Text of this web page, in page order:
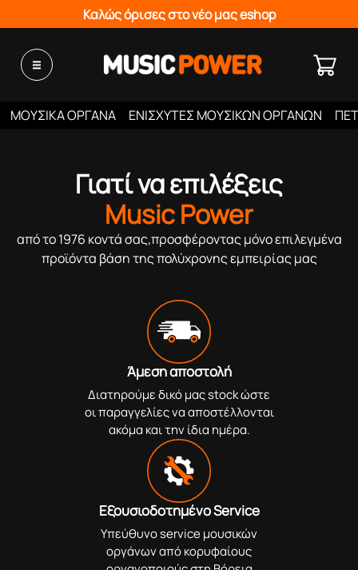
Καλώς όρισες στο νέο μας eshop
ΜΟΥΣΙΚΑ ΟΡΓΑΝΑ ΕΝΙΣΧΥΤΕΣ ΜΟΥΣΙΚΩΝ ΟΡΓΑΝΩΝ
Γιατί να επιλέξεις
Music Power
από το 1976 κοντά σας,προσφέροντας μόνο επιλεγμένα
προϊόντα βάση της πολύχρονης εμπειρίας μας
Άμεση αποστολή
Διατηρούμε δικό μας stock ώστε
οι παραγγελίες να αποστέλλονται
ακόμα και την ίδια ημέρα.
Εξουσιοδοτημένο Service
Υπεύθυνο service μουσικών
οργάνων από κορυφαίους